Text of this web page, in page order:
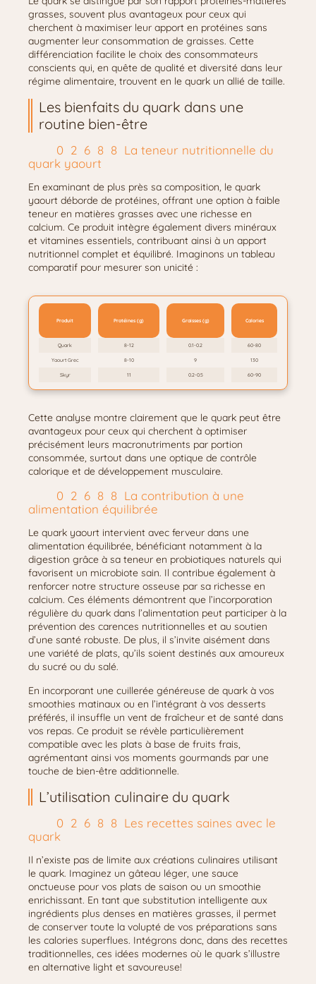
grasses, souvent plus avantageux pour ceux qui
cherchent à maximiser leur apport en protéines sans
augmenter leur consommation de graisses. Cette
différenciation facilite le choix des consommateurs
conscients qui, en quête de qualité et diversité dans leur
régime alimentaire, trouvent en le quark un allié de taille.
Les bienfaits du quark dans une
routine bien-être
La teneur nutritionnelle du
quark yaourt
En examinant de plus près sa composition, le quark
yaourt déborde de protéines, offrant une option à faible
teneur en matières grasses avec une richesse en
calcium. Ce produit intègre également divers minéraux
et vitamines essentiels, contribuant ainsi à un apport
nutritionnel complet et équilibré. Imaginons un tableau
comparatif pour mesurer son unicité :
Produit Protéines (g) Graisses (g) Calories
Quark 8-12 0.1-0.2 60-80
Yaourt Grec 8-10 9 130
Skyr 11 0.2-0.5 60-90
Cette analyse montre clairement que le quark peut être
avantageux pour ceux qui cherchent à optimiser
précisément leurs macronutriments par portion
consommée, surtout dans une optique de contrôle
calorique et de développement musculaire.
La contribution à une
alimentation équilibrée
Le quark yaourt intervient avec ferveur dans une
alimentation équilibrée, bénéficiant notamment à la
digestion grâce à sa teneur en probiotiques naturels qui
favorisent un microbiote sain. Il contribue également à
renforcer notre structure osseuse par sa richesse en
calcium. Ces éléments démontrent que l’incorporation
régulière du quark dans l’alimentation peut participer à la
prévention des carences nutritionnelles et au soutien
d’une santé robuste. De plus, il s’invite aisément dans
une variété de plats, qu’ils soient destinés aux amoureux
du sucré ou du salé.
En incorporant une cuillerée généreuse de quark à vos
smoothies matinaux ou en l’intégrant à vos desserts
préférés, il insuffle un vent de fraîcheur et de santé dans
vos repas. Ce produit se révèle particulièrement
compatible avec les plats à base de fruits frais,
agrémentant ainsi vos moments gourmands par une
touche de bien-être additionnelle.
L’utilisation culinaire du quark
Les recettes saines avec le
quark
Il n’existe pas de limite aux créations culinaires utilisant
le quark. Imaginez un gâteau léger, une sauce
onctueuse pour vos plats de saison ou un smoothie
enrichissant. En tant que substitution intelligente aux
ingrédients plus denses en matières grasses, il permet
de conserver toute la volupté de vos préparations sans
les calories superflues. Intégrons donc, dans des recettes
traditionnelles, ces idées modernes où le quark s’illustre
en alternative light et savoureuse!